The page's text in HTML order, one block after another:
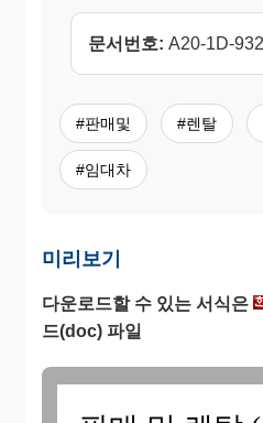
문서번호: A20-1D-
#판매및 #렌탈
#임대차
미리보기
다운로드할 수 있는 서식은
드(doc) 파일